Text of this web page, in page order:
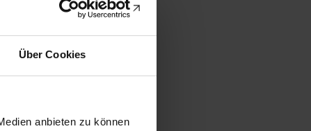
Über Cookies
anbieten zu können